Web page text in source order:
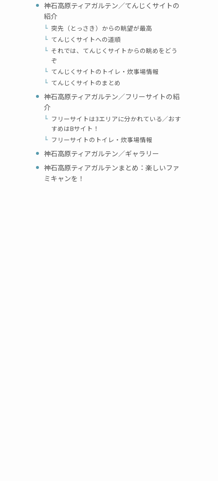
神石高原ティアガルテン／てんじくサイトの
紹介
突先（とっさき）からの眺望が最高
てんじくサイトへの道順
それでは、てんじくサイトからの眺めをどう
ぞ
てんじくサイトのトイレ・炊事場情報
てんじくサイトのまとめ
神石高原ティアガルテン／フリーサイトの紹
介
フリーサイトは3エリアに分かれている／おす
すめはBサイト！
フリーサイトのトイレ・炊事場情報
神石高原ティアガルテン／ギャラリー
神石高原ティアガルテンまとめ：楽しいファ
ミキャンを！